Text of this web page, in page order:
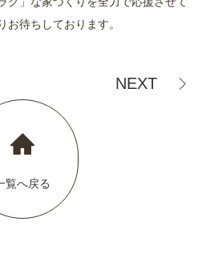
お待ちしております。
覧へ戻る
NEXT